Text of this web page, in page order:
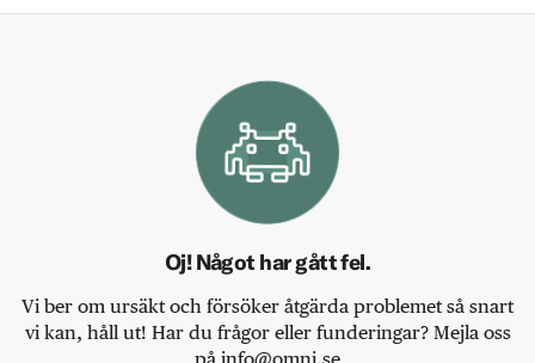
Oj! Något har gått fel.
Vi ber om ursäkt och försöker åtgärda problemet så snart
vi kan, håll ut! Har du frågor eller funderingar? Mejla oss